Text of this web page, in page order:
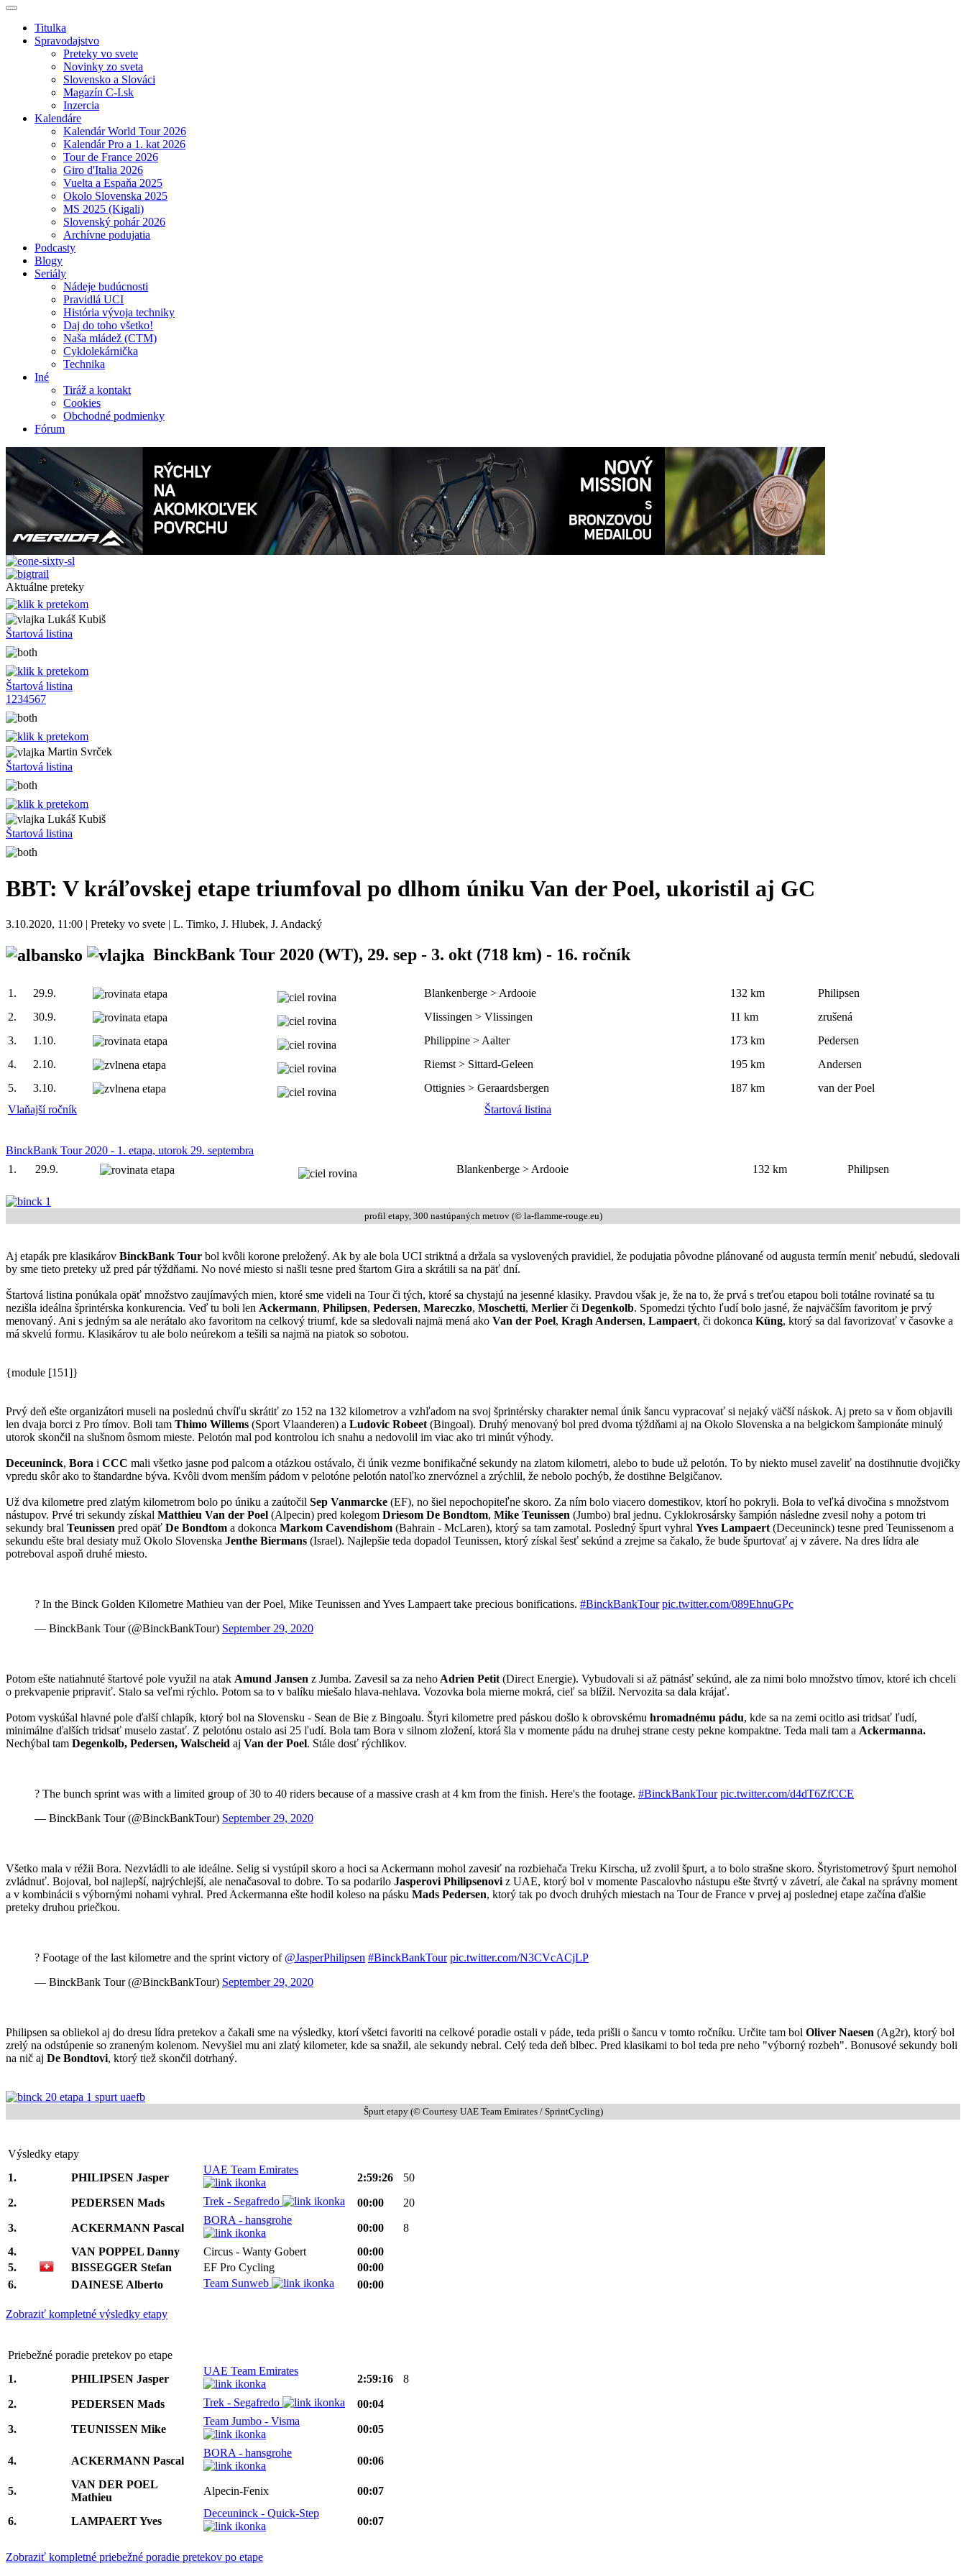
Titulka
Spravodajstvo
Preteky vo svete
Novinky zo sveta
Slovensko a Slováci
Magazín C-I.sk
Inzercia
Kalendáre
Kalendár World Tour 2026
Kalendár Pro a 1. kat 2026
Tour de France 2026
Giro d'Italia 2026
Vuelta a Espaňa 2025
Okolo Slovenska 2025
MS 2025 (Kigali)
Slovenský pohár 2026
Archívne podujatia
Podcasty
Blogy
Seriály
Nádeje budúcnosti
Pravidlá UCI
História vývoja techniky
Daj do toho všetko!
Naša mládež (CTM)
Cyklolekárnička
Technika
Iné
Tiráž a kontakt
Cookies
Obchodné podmienky
Fórum
Aktuálne preteky
Lukáš Kubiš
Štartová listina
Štartová listina
1 234567
Martin Svrček
Štartová listina
Lukáš Kubiš
Štartová listina
BBT: V kráľovskej etape triumfoval po dlhom úniku Van der Poel, ukoristil aj GC
3.10.2020, 11:00 | Preteky vo svete | L. Timko, J. Hlubek, J. Andacký
BinckBank Tour 2020 (WT), 29. sep - 3. okt (718 km) - 16. ročník
1. 29.9. Blankenberge > Ardooie 132 km
Philipsen
2.
30.9. Vlissingen > Vlissingen 11 km
zrušená
3.
1.10. Philippine > Aalter 173 km
Pedersen
4.
2.10. Riemst > Sittard-Geleen 195 km
Andersen
5.
3.10. Ottignies > Geraardsbergen 187 km
van der Poel
Vlaňajší ročník
Štartová listina
BinckBank Tour 2020 - 1. etapa, utorok 29. septembra
1.
29.9. Blankenberge > Ardooie 132 km Philipsen
profil etapy, 300 nastúpaných metrov (© la-flamme-rouge.eu)
Aj etapák pre klasikárov BinckBank Tour bol kvôli korone preložený. Ak by ale bola UCI striktná a držala sa vyslovených pravidiel, že podujatia pôvodne plánované od augusta termín meniť nebudú, sledovali
by sme tieto preteky už pred pár týždňami. No nové miesto si našli tesne pred štartom Gira a skrátili sa na päť dní.
Štartová listina ponúkala opäť množstvo zaujímavých mien, ktoré sme videli na Tour či tých, ktoré sa chystajú na jesenné klasiky. Pravdou však je, že na to, že prvá s treťou etapou boli totálne rovinaté sa tu
nezišla ideálna šprintérska konkurencia. Veď tu boli len Ackermann, Philipsen, Pedersen, Mareczko, Moschetti, Merlier či Degenkolb. Spomedzi týchto ľudí bolo jasné, že najväčším favoritom je prvý
menovaný. Ani s jedným sa ale nerátalo ako favoritom na celkový triumf, kde sa sledovali najmä mená ako Van der Poel, Kragh Andersen, Lampaert, či dokonca Küng, ktorý sa dal favorizovať v časovke a
má skvelú formu. Klasikárov tu ale bolo neúrekom a tešili sa najmä na piatok so sobotou.
{module [151]}
Prvý deň ešte organizátori museli na poslednú chvíľu skrátiť zo 152 na 132 kilometrov a vzhľadom na svoj šprintérsky charakter nemal únik šancu vypracovať si nejaký väčší náskok. Aj preto sa v ňom objavili
len dvaja borci z Pro tímov. Boli tam Thimo Willems (Sport Vlaanderen) a Ludovic Robeet (Bingoal). Druhý menovaný bol pred dvoma týždňami aj na Okolo Slovenska a na belgickom šampionáte minulý
utorok skončil na slušnom ôsmom mieste. Pelotón mal pod kontrolou ich snahu a nedovolil im viac ako tri minút výhody.
Deceuninck, Bora i CCC mali všetko jasne pod palcom a otázkou ostávalo, či únik vezme bonifikačné sekundy na zlatom kilometri, alebo to bude už pelotón. To by niekto musel zaveliť na dostihnutie dvojičky
vpredu skôr ako to štandardne býva. Kvôli dvom menším pádom v pelotóne pelotón natoľko znervóznel a zrýchlil, že nebolo pochýb, že dostihne Belgičanov.
Už dva kilometre pred zlatým kilometrom bolo po úniku a zaútočil Sep Vanmarcke (EF), no šiel nepochopiteľne skoro. Za ním bolo viacero domestikov, ktorí ho pokryli. Bola to veľká divočina s množstvom
nástupov. Prvé tri sekundy získal Matthieu Van der Poel (Alpecin) pred kolegom Driesom De Bondtom, Mike Teunissen (Jumbo) bral jednu. Cyklokrosársky šampión následne zvesil nohy a potom tri
sekundy bral Teunissen pred opäť De Bondtom a dokonca Markom Cavendishom (Bahrain - McLaren), ktorý sa tam zamotal. Posledný špurt vyhral Yves Lampaert (Deceuninck) tesne pred Teunissenom a
sekundu ešte bral desiaty muž Okolo Slovenska Jenthe Biermans (Israel). Najlepšie teda dopadol Teunissen, ktorý získal šesť sekúnd a zrejme sa čakalo, že bude špurtovať aj v závere. Na dres lídra ale
potreboval aspoň druhé miesto.
? In the Binck Golden Kilometre Mathieu van der Poel, Mike Teunissen and Yves Lampaert take precious bonifications. #BinckBankTour pic.twitter.com/089EhnuGPc
— BinckBank Tour (@BinckBankTour) September 29, 2020
Potom ešte natiahnuté štartové pole využil na atak Amund Jansen z Jumba. Zavesil sa za neho Adrien Petit (Direct Energie). Vybudovali si až pätnásť sekúnd, ale za nimi bolo množstvo tímov, ktoré ich chceli
o prekvapenie pripraviť. Stalo sa veľmi rýchlo. Potom sa to v balíku miešalo hlava-nehlava. Vozovka bola mierne mokrá, cieľ sa blížil. Nervozita sa dala krájať.
Potom vyskúšal hlavné pole ďalší chlapík, ktorý bol na Slovensku - Sean de Bie z Bingoalu. Štyri kilometre pred páskou došlo k obrovskému hromadnému pádu, kde sa na zemi ocitlo asi tridsať ľudí,
minimálne ďalších tridsať muselo zastať. Z pelotónu ostalo asi 25 ľudí. Bola tam Bora v silnom zložení, ktorá šla v momente pádu na druhej strane cesty pekne kompaktne. Teda mali tam a Ackermanna.
Nechýbal tam Degenkolb, Pedersen, Walscheid aj Van der Poel. Stále dosť rýchlikov.
? The bunch sprint was with a limited group of 30 to 40 riders because of a massive crash at 4 km from the finish. Here's the footage. #BinckBankTour pic.twitter.com/d4dT6ZfCCE
— BinckBank Tour (@BinckBankTour) September 29, 2020
Všetko mala v réžii Bora. Nezvládli to ale ideálne. Selig si vystúpil skoro a hoci sa Ackermann mohol zavesiť na rozbiehača Treku Kirscha, už zvolil špurt, a to bolo strašne skoro. Štyristometrový špurt nemohol
zvládnuť. Bojoval, bol najlepší, najrýchlejší, ale nenačasoval to dobre. To sa podarilo Jasperovi Philipsenovi z UAE, ktorý bol v momente Pascalovho nástupu ešte štvrtý v závetrí, ale čakal na správny moment
a v kombinácii s výbornými nohami vyhral. Pred Ackermanna ešte hodil koleso na pásku Mads Pedersen, ktorý tak po dvoch druhých miestach na Tour de France v prvej aj poslednej etape začína ďalšie
preteky druhou priečkou.
? Footage of the last kilometre and the sprint victory of @JasperPhilipsen #BinckBankTour pic.twitter.com/N3CVcACjLP
— BinckBank Tour (@BinckBankTour) September 29, 2020
Philipsen sa obliekol aj do dresu lídra pretekov a čakali sme na výsledky, ktorí všetci favoriti na celkové poradie ostali v páde, teda prišli o šancu v tomto ročníku. Určite tam bol Oliver Naesen (Ag2r), ktorý bol
zrelý na odstúpenie so zraneným kolenom. Nevyšiel mu ani zlatý kilometer, kde sa snažil, ale sekundy nebral. Celý teda deň blbec. Pred klasikami to bol teda pre neho "výborný rozbeh". Bonusové sekundy boli
na nič aj De Bondtovi, ktorý tiež skončil dotrhaný.
Špurt etapy (© Courtesy UAE Team Emirates / SprintCycling)
Výsledky etapy
1.
PHILIPSEN Jasper
UAE Team Emirates
2:59:26 50
2. PEDERSEN Mads Trek - Segafredo 00:00 20
3. ACKERMANN Pascal
BORA - hansgrohe
00:00
8
4.
VAN POPPEL Danny Circus - Wanty Gobert
00:00
5.
BISSEGGER Stefan EF Pro Cycling
00:00
6.
DAINESE Alberto Team Sunweb 00:00
Zobraziť kompletné výsledky etapy
Priebežné poradie pretekov po etape
1.
PHILIPSEN Jasper
UAE Team Emirates
2:59:16 8
2. PEDERSEN Mads Trek - Segafredo 00:04
3. TEUNISSEN Mike
Team Jumbo - Visma
00:05
4. ACKERMANN Pascal
BORA - hansgrohe
00:06
5.
VAN DER POEL
Mathieu
Alpecin-Fenix 00:07
6. LAMPAERT Yves
Deceuninck - Quick-Step
00:07
Zobraziť kompletné priebežné poradie pretekov po etape